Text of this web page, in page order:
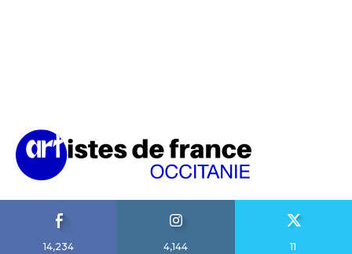
14,234
4,144
11